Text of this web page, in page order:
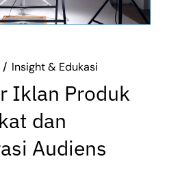
Insight & Edukasi
Iklan Produk
dan
Audiens